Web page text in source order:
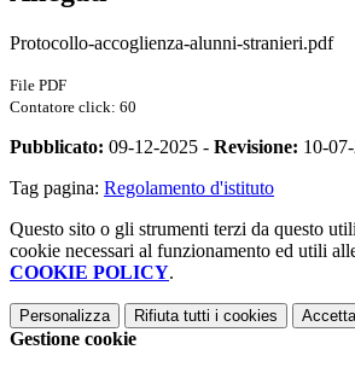
Protocollo-accoglienza-alunni-stranieri.pdf
File PDF
Contatore click: 60
Pubblicato: 09-12-2025 - Revisione: 10-
Tag pagina: Regolamento d'istituto
Questo sito o gli strumenti terzi da questo
cookie necessari al funzionamento ed utili
COOKIE POLICY.
Personalizza Rifiuta tutti i cookies
Gestione cookie